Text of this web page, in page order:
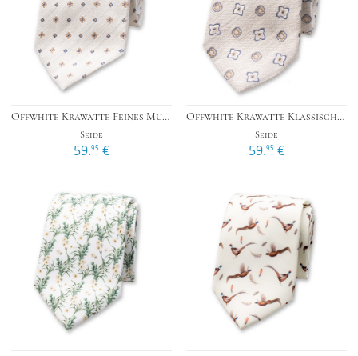
Offwhite Krawatte Feines Muster - Italienische Seide
Seide
59.95 €
Offwhite Krawatte Klassisches Muster - Italienische Seide
Seide
59.95 €